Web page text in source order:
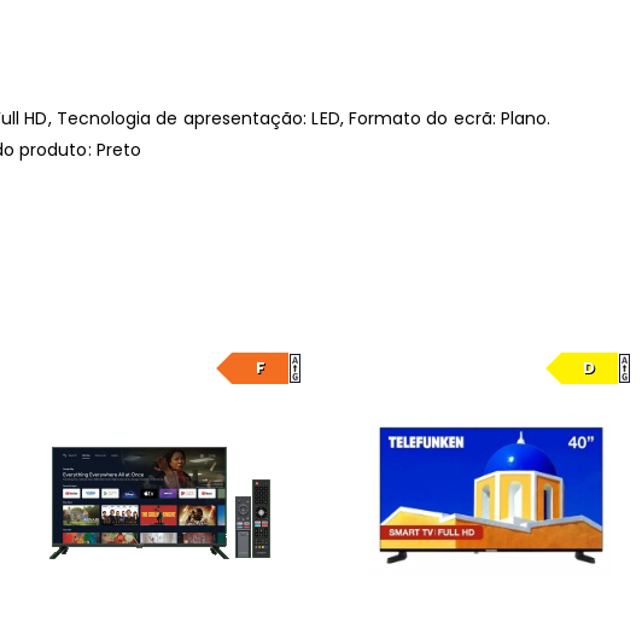
HD, Tecnologia de apresentação: LED, Formato do ecrã: Plano.
produto: Preto
F D